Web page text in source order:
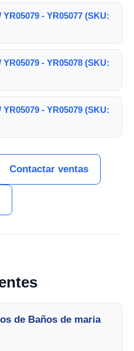
- YR05077 (SKU:
- YR05078 (SKU:
- YR05079 (SKU:
Contactar ventas
de Baños de maria